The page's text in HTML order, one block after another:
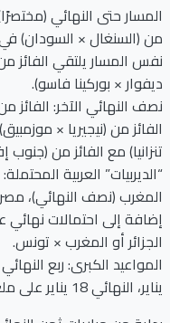
المسار حتى النهائي
من (السنغال × السودان)
نفس المسار يلتقي الفائز
ديفوار × بوركينا فاسو).
نصف النهائي الآخر: الفائز
الفائز من (نيجيريا ×
تنزانيا) مع الفائز من (جنوب
“الديربيات” العربية
المغرب (نصف النهائي)،
إضافة إلى احتمالات
الجزائر أو المغرب × تونس.
يناير، النهائي 18 يناير على ملعب الأمير مولاي عبد الله في الرباط.